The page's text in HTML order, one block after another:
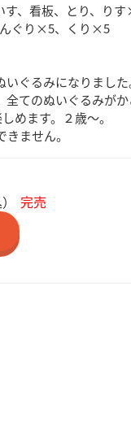
す、看板、とり、り
んぐり×5、くり×5
ぐるみになりました
全てのぬいぐるみが
めます。２歳～。
ません。
完売